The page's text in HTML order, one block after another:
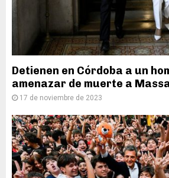
Detienen en Córdoba a un
amenazar de muerte a
17 de noviembre de 2023